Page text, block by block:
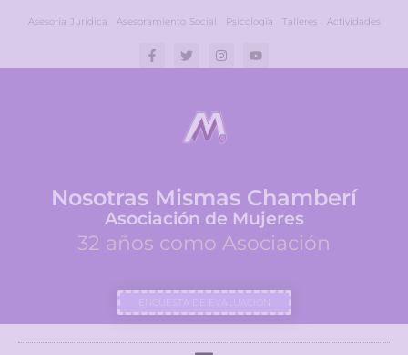
Asesoría Jurídica Asesoramiento Social Psicología Talleres Actividades
Nosotras Mismas Chamberí
Asociación de Mujeres
32 años como Asociación
ENCUESTA DE EVALUACIÓN